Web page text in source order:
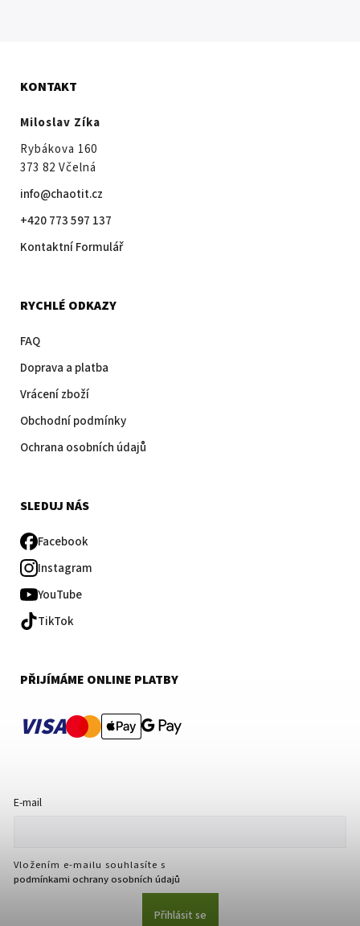
KONTAKT
Miloslav Zíka
Rybákova 160
373 82 Včelná
info@chaotit.cz
+420 773 597 137
Kontaktní Formulář
RYCHLÉ ODKAZY
FAQ
Doprava a platba
Vrácení zboží
Obchodní podmínky
Ochrana osobních údajů
SLEDUJ NÁS
Facebook
Instagram
YouTube
TikTok
PŘIJÍMÁME ONLINE PLATBY
VISA
E-mail
Vložením e-mailu souhlasíte s
podmínkami ochrany osobních údajů
Přihlásit se